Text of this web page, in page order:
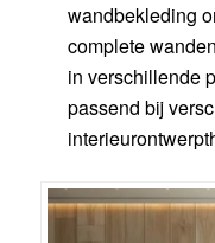
wandbekleding
complete
in verschillende
passend bij